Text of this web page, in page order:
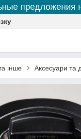
предложения
інше Аксесуари та